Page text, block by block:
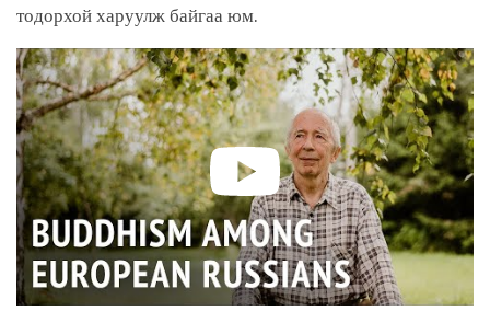
тодорхой харуулж байгаа юм.